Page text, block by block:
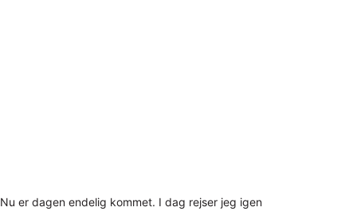
Nu er dagen endelig kommet. I dag rejser jeg igen